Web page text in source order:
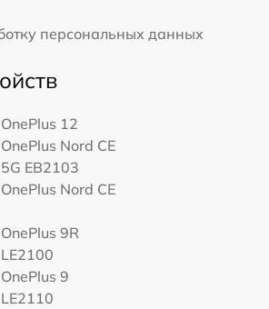
персональных данных
OnePlus 12
OnePlus Nord CE
5G EB2103
OnePlus Nord CE
OnePlus 9R
LE2100
OnePlus 9
LE2110